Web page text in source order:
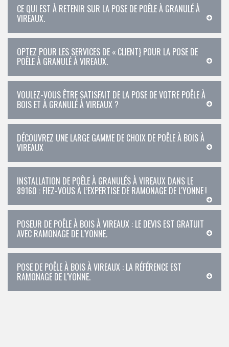
CE QUI EST À RETENIR SUR LA POSE DE POÊLE À GRANULÉ À
VIREAUX.
OPTEZ POUR LES SERVICES DE « CLIENT} POUR LA POSE DE
POÊLE À GRANULÉ À VIREAUX.
VOULEZ-VOUS ÊTRE SATISFAIT DE LA POSE DE VOTRE POÊLE À
BOIS ET À GRANULÉ À VIREAUX ?
DÉCOUVREZ UNE LARGE GAMME DE CHOIX DE POÊLE À BOIS À
VIREAUX
INSTALLATION DE POÊLE À GRANULÉS À VIREAUX DANS LE
89160 : FIEZ-VOUS À L’EXPERTISE DE RAMONAGE DE L'YONNE !
POSEUR DE POÊLE À BOIS À VIREAUX : LE DEVIS EST GRATUIT
AVEC RAMONAGE DE L'YONNE.
POSE DE POÊLE À BOIS À VIREAUX : LA RÉFÉRENCE EST
RAMONAGE DE L'YONNE.